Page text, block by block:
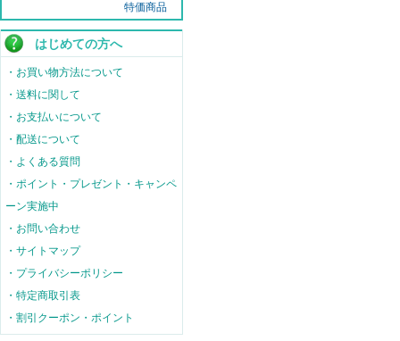
特価商品
はじめての方へ
・お買い物方法について
・送料に関して
・お支払いについて
・配送について
・よくある質問
・ポイント・プレゼント・キャンペ
ーン実施中
・お問い合わせ
・サイトマップ
・プライバシーポリシー
・特定商取引表
・割引クーポン・ポイント